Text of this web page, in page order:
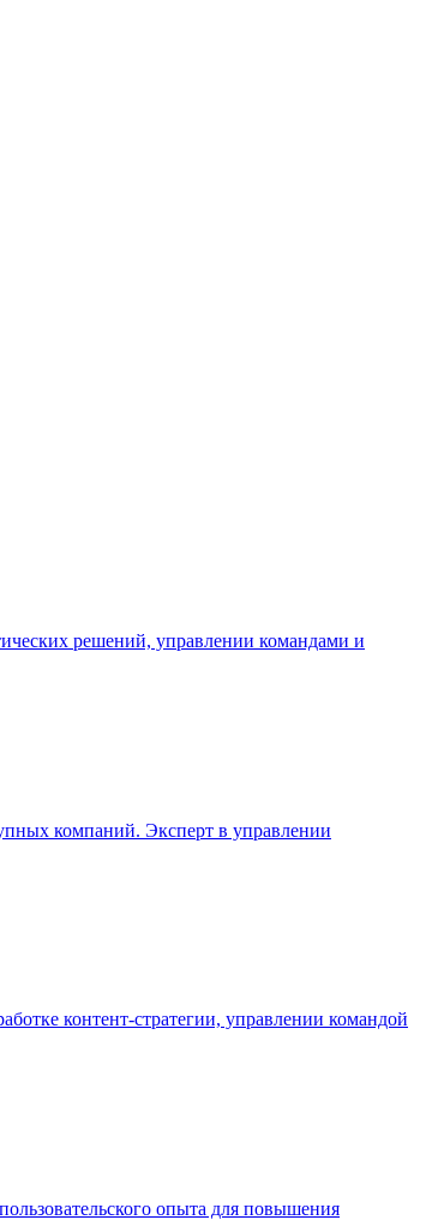
решений, управлении командами и
компаний. Эксперт в управлении
контент-стратегии, управлении командой
опыта для повышения